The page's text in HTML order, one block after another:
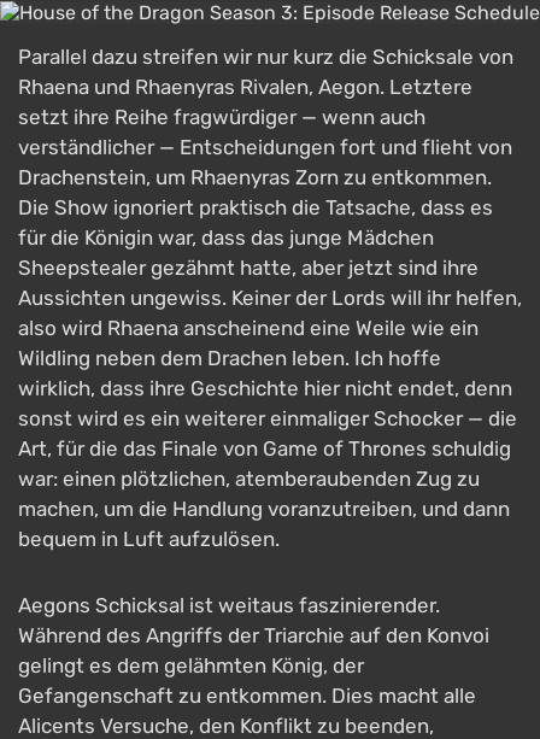
Parallel dazu streifen wir nur kurz die Schicksale von
Rhaena und Rhaenyras Rivalen, Aegon. Letztere
setzt ihre Reihe fragwürdiger — wenn auch
verständlicher — Entscheidungen fort und flieht von
Drachenstein, um Rhaenyras Zorn zu entkommen.
Die Show ignoriert praktisch die Tatsache, dass es
für die Königin war, dass das junge Mädchen
Sheepstealer gezähmt hatte, aber jetzt sind ihre
Aussichten ungewiss. Keiner der Lords will ihr helfen,
also wird Rhaena anscheinend eine Weile wie ein
Wildling neben dem Drachen leben. Ich hoffe
wirklich, dass ihre Geschichte hier nicht endet, denn
sonst wird es ein weiterer einmaliger Schocker — die
Art, für die das Finale von Game of Thrones schuldig
war: einen plötzlichen, atemberaubenden Zug zu
machen, um die Handlung voranzutreiben, und dann
bequem in Luft aufzulösen.
Aegons Schicksal ist weitaus faszinierender.
Während des Angriffs der Triarchie auf den Konvoi
gelingt es dem gelähmten König, der
Gefangenschaft zu entkommen. Dies macht alle
Alicents Versuche, den Konflikt zu beenden,